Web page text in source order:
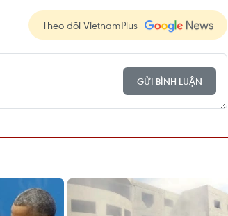
Theo dõi VietnamPlus
GỬI BÌNH LUẬN